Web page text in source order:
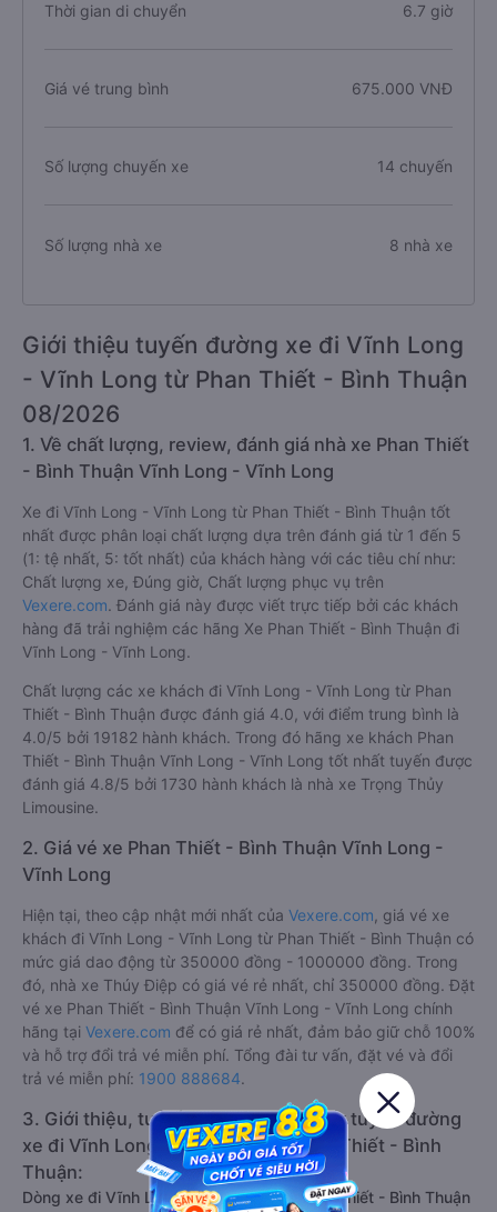
Thời gian di chuyển 6.7 giờ
Giá vé trung bình 675.000 VNĐ
Số lượng chuyến xe 14 chuyến
Số lượng nhà xe 8 nhà xe
Giới thiệu tuyến đường xe đi Vĩnh Long
- Vĩnh Long từ Phan Thiết - Bình Thuận
08/2026
1. Về chất lượng, review, đánh giá nhà xe Phan Thiết
- Bình Thuận Vĩnh Long - Vĩnh Long
Xe đi Vĩnh Long - Vĩnh Long từ Phan Thiết - Bình Thuận tốt
nhất được phân loại chất lượng dựa trên đánh giá từ 1 đến 5
(1: tệ nhất, 5: tốt nhất) của khách hàng với các tiêu chí như:
Chất lượng xe, Đúng giờ, Chất lượng phục vụ trên
Vexere.com. Đánh giá này được viết trực tiếp bởi các khách
hàng đã trải nghiệm các hãng Xe Phan Thiết - Bình Thuận đi
Vĩnh Long - Vĩnh Long.
Chất lượng các xe khách đi Vĩnh Long - Vĩnh Long từ Phan
Thiết - Bình Thuận được đánh giá 4.0, với điểm trung bình là
4.0/5 bởi 19182 hành khách. Trong đó hãng xe khách Phan
Thiết - Bình Thuận Vĩnh Long - Vĩnh Long tốt nhất tuyến được
đánh giá 4.8/5 bởi 1730 hành khách là nhà xe Trọng Thủy
Limousine.
2. Giá vé xe Phan Thiết - Bình Thuận Vĩnh Long -
Vĩnh Long
Hiện tại, theo cập nhật mới nhất của Vexere.com , giá vé xe
khách đi Vĩnh Long - Vĩnh Long từ Phan Thiết - Bình Thuận có
mức giá dao động từ 350000 đồng - 1000000 đồng. Trong
đó, nhà xe Thúy Điệp có giá vé rẻ nhất, chỉ 350000 đồng. Đặt
vé xe Phan Thiết - Bình Thuận Vĩnh Long - Vĩnh Long chính
hãng tại Vexere.com để có giá rẻ nhất, đảm bảo giữ chỗ 100%
và hỗ trợ đổi trả vé miễn phí. Tổng đài tư vấn, đặt vé và đổi
trả vé miễn phí: 1900 888684.
3. Giới thiệu, tư vấn các dòng xe chạy tuyến đường
xe đi Vĩnh Long - Vĩnh Long từ Phan Thiết - Bình
Thuận:
Dòng xe đi Vĩnh Long - Vĩnh Long từ Phan Thiết - Bình Thuận